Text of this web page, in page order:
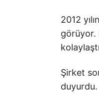
2012
görüyor.
Şirket